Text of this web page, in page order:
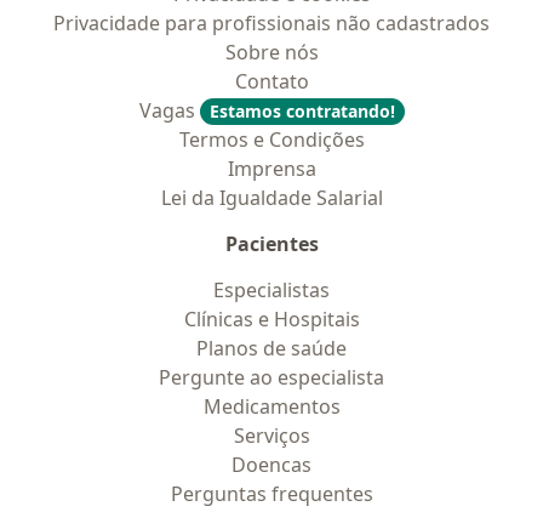
Privacidade para profissionais não cadastrados
Sobre nós
Contato
Vagas
Estamos contratando!
Termos e Condições
Imprensa
Lei da Igualdade Salarial
Pacientes
Especialistas
Clínicas e Hospitais
Planos de saúde
Pergunte ao especialista
Medicamentos
Serviços
Doencas
Perguntas frequentes